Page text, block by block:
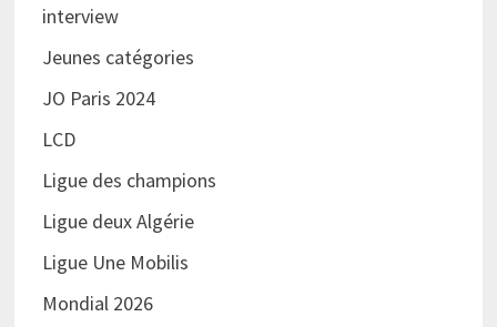
interview
Jeunes catégories
JO Paris 2024
LCD
Ligue des champions
Ligue deux Algérie
Ligue Une Mobilis
Mondial 2026